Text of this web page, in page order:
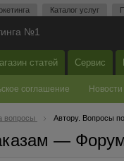
Каталог услуг
№1
статей Сервис
соглашение Новости
вопросы Автору. Вопросы
—